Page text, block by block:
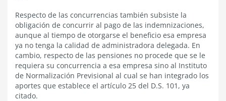
Respecto de las concurrencias también subsiste la
obligación de concurrir al pago de las indemnizaciones,
aunque al tiempo de otorgarse el beneficio esa empresa
ya no tenga la calidad de administradora delegada. En
cambio, respecto de las pensiones no procede que se le
requiera su concurrencia a esa empresa sino al Instituto
de Normalización Previsional al cual se han integrado los
aportes que establece el artículo 25 del D.S. 101, ya
citado.